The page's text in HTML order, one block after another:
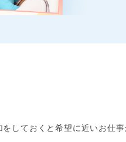
しておくと希望に近いお仕事